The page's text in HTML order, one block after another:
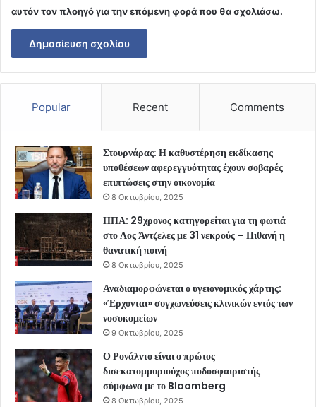
αυτόν τον πλοηγό για την επόμενη φορά που θα σχολιάσω.
Popular Recent Comments
Στουρνάρας: Η καθυστέρηση εκδίκασης
υποθέσεων αφερεγγυότητας έχουν σοβαρές
επιπτώσεις στην οικονομία
8 Οκτωβρίου, 2025
ΗΠΑ: 29χρονος κατηγορείται για τη φωτιά
στο Λος Άντζελες με 31 νεκρούς – Πιθανή η
θανατική ποινή
8 Οκτωβρίου, 2025
Αναδιαμορφώνεται ο υγειονομικός χάρτης:
«Έρχονται» συγχωνεύσεις κλινικών εντός των
νοσοκομείων
9 Οκτωβρίου, 2025
Ο Ρονάλντο είναι ο πρώτος
δισεκατομμυριούχος ποδοσφαιριστής
σύμφωνα με το Bloomberg
8 Οκτωβρίου, 2025